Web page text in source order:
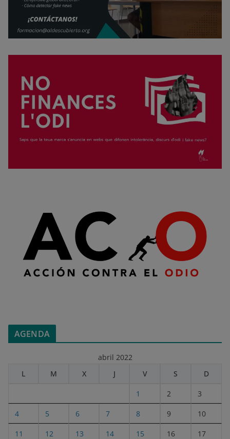
AGENDA
abril 2022
L
M X J V S D
1 2 3
4 5 6 7 8 9 10
11 12 13 14 15 16 17